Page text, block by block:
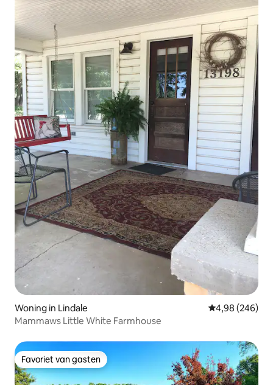
Woning in Lindale Gemiddelde
4,98 (246)
Mammaws Little White Farmhouse
Favoriet van gasten
Favoriet van gasten